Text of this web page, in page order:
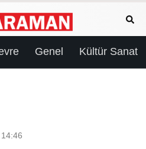
Genel Kültür Sanat